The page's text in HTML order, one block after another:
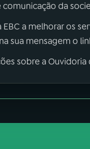
da
EBC a melhorar os
sua mensagem o
sobre a